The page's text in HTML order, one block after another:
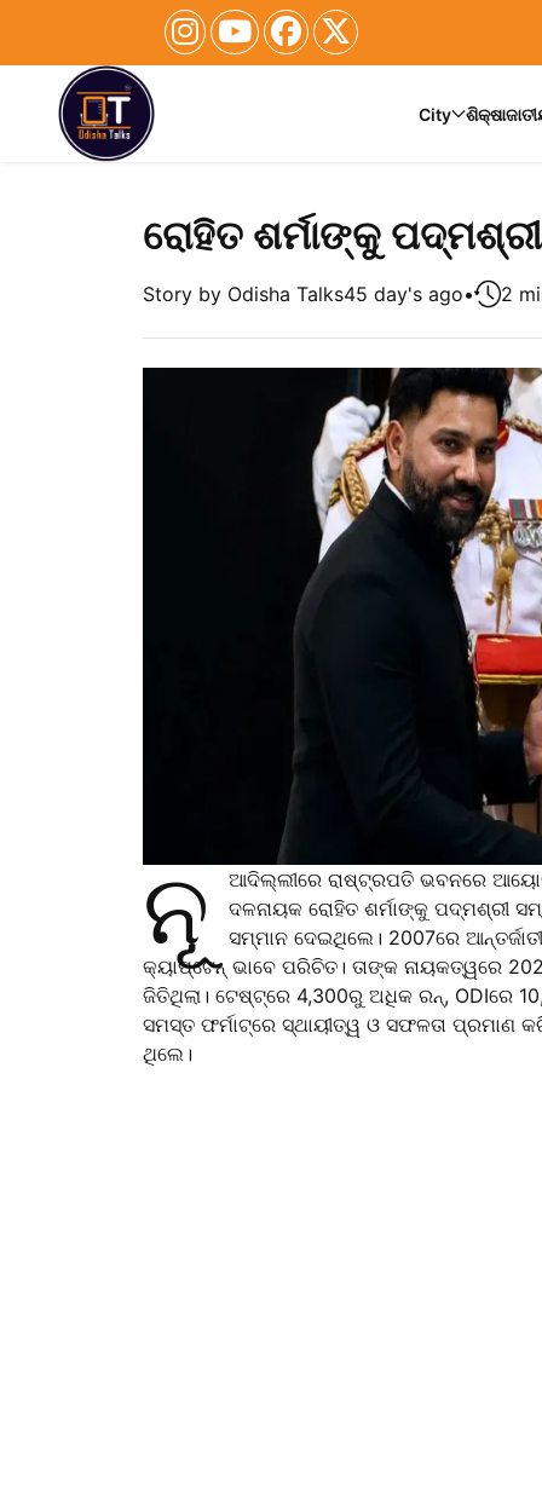
City ଶିକ୍ଷା
ରୋହିତ ଶର୍ମାଙ୍କୁ
Story by Odisha Talks45 day's ago• 2
ନୂ
ଆଦିଲ୍ଲୀରେ ରାଷ୍ଟ୍ରପତି ଭବନରେ
ଦଳନାୟକ ରୋହିତ ଶର୍ମାଙ୍କୁ ପଦ୍ମଶ୍ରୀ
ସମ୍ମାନ ଦେଇଥିଲେ। 2007ରେ
କ୍ୟାପ୍ଟେନ୍‌ ଭାବେ ପରିଚିତ। ତାଙ୍କ ନାୟକତ୍ୱରେ
ଜିତିଥିଲା। ଟେଷ୍ଟ୍‌ରେ 4,300ରୁ ଅଧିକ ରନ୍‌, ODIରେ
ସମସ୍ତ ଫର୍ମାଟ୍‌ରେ ସ୍ଥାୟୀତ୍ୱ ଓ ସଫଳତା ପ୍ରମାଣ
ଥିଲେ।